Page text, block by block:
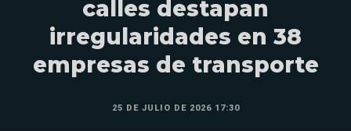
calles destapan
irregularidades en 38
empresas de transporte
25 DE JULIO DE 2026 17:30